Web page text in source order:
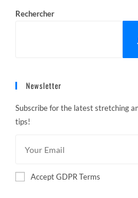
Rechercher
Newsletter
Subscribe for the latest stretching
tips!
Accept GDPR Terms